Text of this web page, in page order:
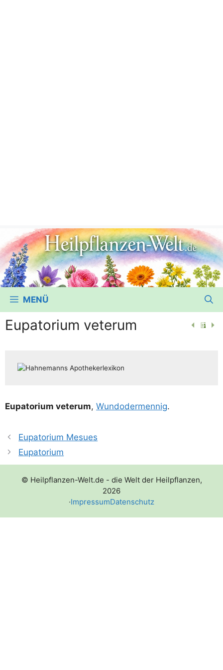
MENÜ
Eupatorium veterum
Eupa­to­ri­um vete­r­um, Wun­do­der­men­nig.
Eupatorium Mesues
Eupatorium
© Heilpflanzen-Welt.de - die Welt der Heilpflanzen,
2026
·ImpressumDatenschutz